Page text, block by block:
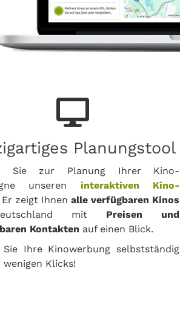
Planungstool
Sie zur Planung Ihrer Kino-
unseren interaktiven Kino-
Er zeigt Ihnenalle verfügbaren Kinos
mit Preisen und
Kontakten auf einen Blick.
Sie Ihre Kinowerbung selbstständig
Klicks!